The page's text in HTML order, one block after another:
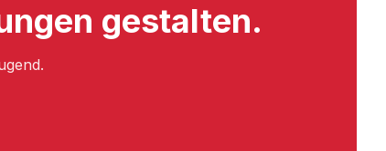
gestalten.